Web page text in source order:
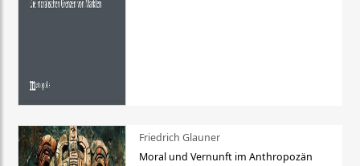
Friedrich Glauner
Moral und Vernunft im Anthropozän